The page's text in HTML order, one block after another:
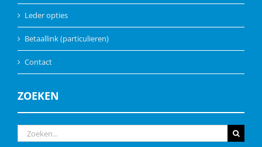
Leder opties
Betaallink (particulieren)
Contact
ZOEKEN
Zoeken
naar: